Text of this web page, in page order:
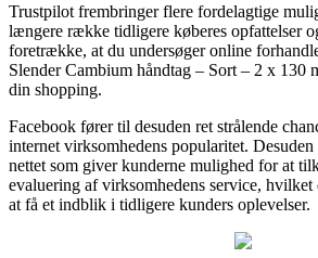
Trustpilot frembringer flere fordelagtige
længere række tidligere køberes opfattelser
foretrække, at du undersøger online
Slender Cambium håndtag – Sort – 2 x
din shopping.
Facebook fører til desuden ret strålende
internet virksomhedens popularitet.
nettet som giver kunderne mulighed for at
evaluering af virksomhedens service, hvilket
at få et indblik i tidligere kunders oplevelser.